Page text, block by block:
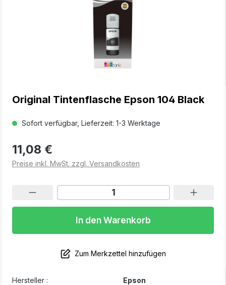
Hersteller :
Epson
Original Tintenflasche Epson 104 Black
Sofort verfügbar, Lieferzeit: 1-3 Werktage
11,08 €
Preise inkl. MwSt. zzgl. Versandkosten
In den Warenkorb
Zum Merkzettel hinzufügen